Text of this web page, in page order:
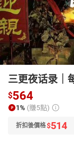
三更夜话录｜
$564
1% (賺5點)
折扣後價格$514